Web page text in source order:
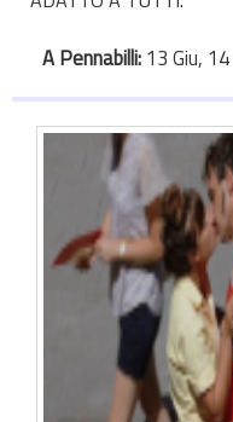
A Pennabilli: 13 Giu,